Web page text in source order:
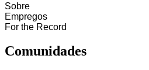
Sobre
Empregos
For the Record
Comunidades